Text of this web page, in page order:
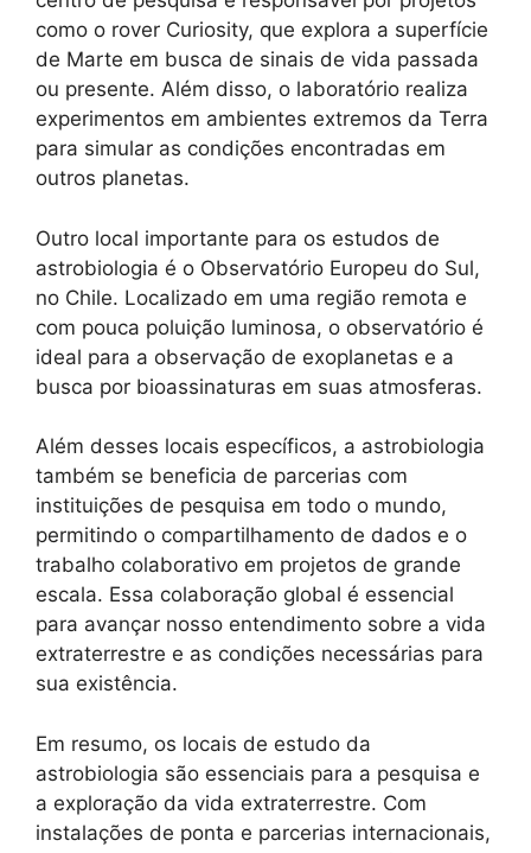
como o rover Curiosity, que explora a superfície
de Marte em busca de sinais de vida passada
ou presente. Além disso, o laboratório realiza
experimentos em ambientes extremos da Terra
para simular as condições encontradas em
outros planetas.
Outro local importante para os estudos de
astrobiologia é o Observatório Europeu do Sul,
no Chile. Localizado em uma região remota e
com pouca poluição luminosa, o observatório é
ideal para a observação de exoplanetas e a
busca por bioassinaturas em suas atmosferas.
Além desses locais específicos, a astrobiologia
também se beneficia de parcerias com
instituições de pesquisa em todo o mundo,
permitindo o compartilhamento de dados e o
trabalho colaborativo em projetos de grande
escala. Essa colaboração global é essencial
para avançar nosso entendimento sobre a vida
extraterrestre e as condições necessárias para
sua existência.
Em resumo, os locais de estudo da
astrobiologia são essenciais para a pesquisa e
a exploração da vida extraterrestre. Com
instalações de ponta e parcerias internacionais,